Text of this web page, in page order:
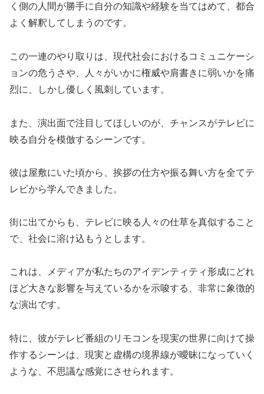
く側の人間が勝手に自分の知識や経験を当てはめて、都合
よく解釈してしまうのです。
この一連のやり取りは、現代社会におけるコミュニケーシ
ョンの危うさや、人々がいかに権威や肩書きに弱いかを痛
烈に、しかし優しく風刺しています。
また、演出面で注目してほしいのが、チャンスがテレビに
映る自分を模倣するシーンです。
彼は屋敷にいた頃から、挨拶の仕方や振る舞い方を全てテ
レビから学んできました。
街に出てからも、テレビに映る人々の仕草を真似すること
で、社会に溶け込もうとします。
これは、メディアが私たちのアイデンティティ形成にどれ
ほど大きな影響を与えているかを示唆する、非常に象徴的
な演出です。
特に、彼がテレビ番組のリモコンを現実の世界に向けて操
作するシーンは、現実と虚構の境界線が曖昧になっていく
ような、不思議な感覚にさせられます。